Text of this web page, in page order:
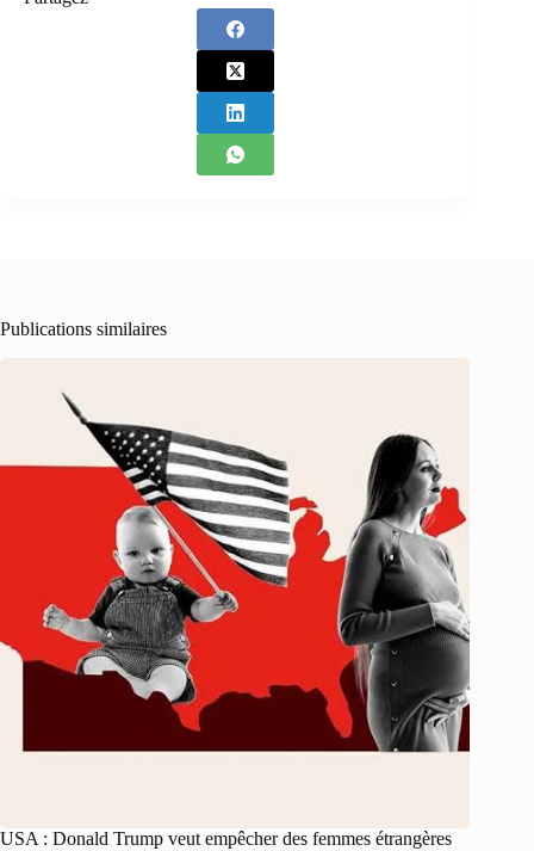
Publications similaires
USA : Donald Trump veut empêcher des femmes étrangères